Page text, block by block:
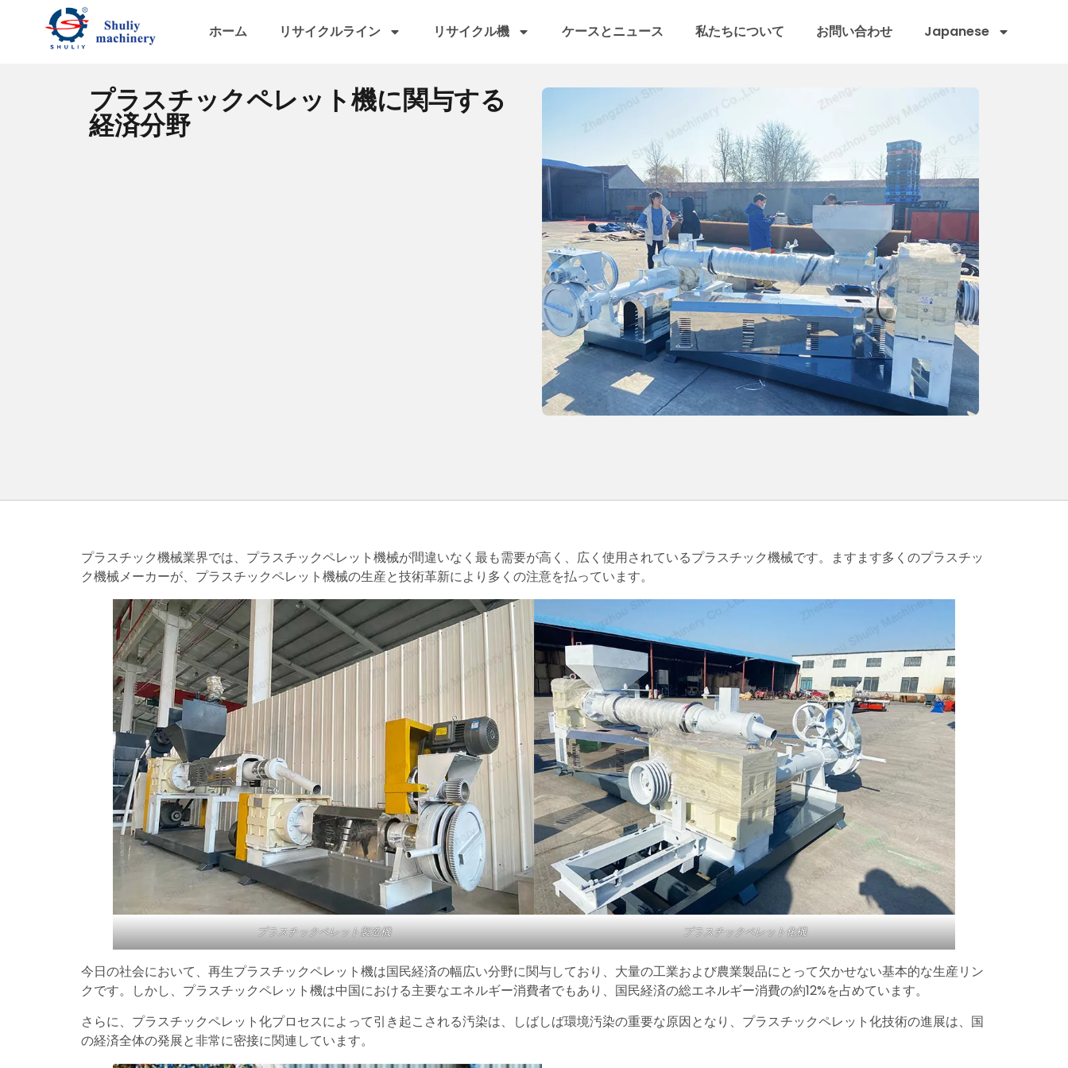
ホーム リサイクルライン リサイクル機 ケースとニュース 私たちについて お問い合わせ Japanese
プラスチックペレット機に関与する
経済分野
プラスチック機械業界では、プラスチックペレット機械が間違いなく最も需要が高く、広く使用されているプラスチック機械です。ますます多くのプラスチッ
ク機械メーカーが、プラスチックペレット機械の生産と技術革新により多くの注意を払っています。
プラスチックペレット製造機 プラスチックペレット化機
今日の社会において、再生プラスチックペレット機は国民経済の幅広い分野に関与しており、大量の工業および農業製品にとって欠かせない基本的な生産リン
クです。しかし、プラスチックペレット機は中国における主要なエネルギー消費者でもあり、国民経済の総エネルギー消費の約12%を占めています。
さらに、プラスチックペレット化プロセスによって引き起こされる汚染は、しばしば環境汚染の重要な原因となり、プラスチックペレット化技術の進展は、国
の経済全体の発展と非常に密接に関連しています。